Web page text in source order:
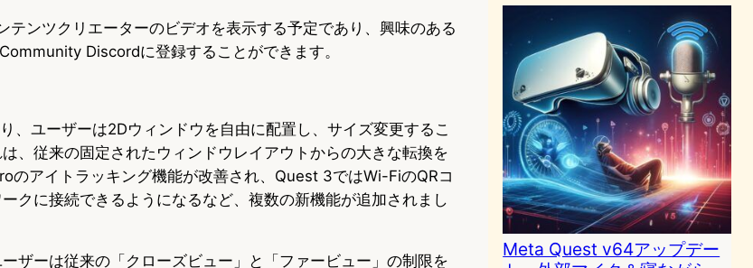
ンツクリエーターのビデオを表示する予定であり、興味のある
Discordに登録することができます。
、ユーザーは2Dウィンドウを自由に配置し、サイズ変更するこ
、従来の固定されたウィンドウレイアウトからの大きな転換を
のアイトラッキング機能が改善され、Quest 3ではWi-FiのQRコ
クに接続できるようになるなど、複数の新機能が追加されまし
ザーは従来の「クローズビュー」と「ファービュー」の制限を
Meta Quest v64アップデー